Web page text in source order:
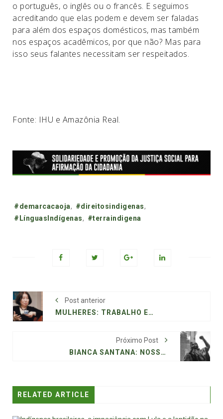
o português, o inglês ou o francês. E seguimos
acreditando que elas podem e devem ser faladas
para além dos espaços domésticos, mas também
nos espaços acadêmicos, por que não? Mas para
isso seus falantes necessitam ser respeitados.
Fonte: IHU e Amazônia Real.
Tags:
#demarcacaoja, #direitosindigenas,
#LínguasIndígenas, #terraindigena
Post anterior
MULHERES: TRABALHO E MOVIMENTO
Próximo Post
BIANCA SANTANA: NOSSA SUBORDINAÇÃO POLÍTICA
RELATED ARTICLE